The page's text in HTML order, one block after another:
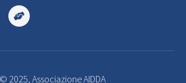
© 2025, Associazione AIDDA